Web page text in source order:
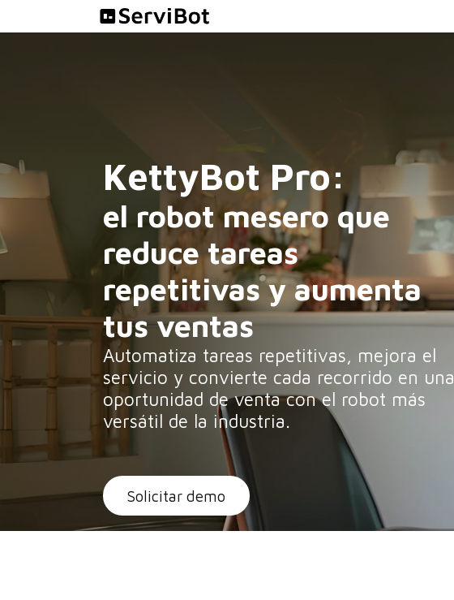
KettyBot Pro:
el robot mesero que
reduce tareas
repetitivas y aumenta
tus ventas
Automatiza tareas repetitivas, mejora el
servicio y convierte cada recorrido en una
oportunidad de venta con el robot más
versátil de la industria.
Solicitar demo